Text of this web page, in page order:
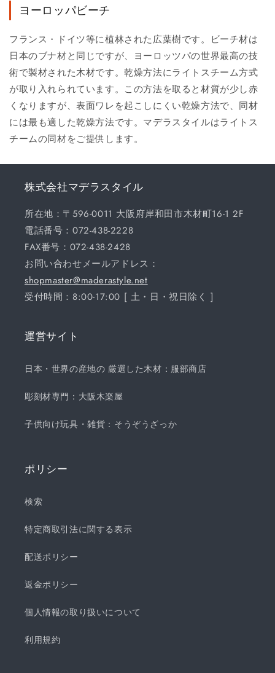
ヨーロッパビーチ
フランス・ドイツ等に植林された広葉樹です。ビーチ材は
日本のブナ材と同じですが、ヨーロッツパの世界最高の技
術で製材された木材です。乾燥方法にライトスチーム方式
が取り入れられています。この方法を取ると材質が少し赤
くなりますが、表面ワレを起こしにくい乾燥方法で、同材
には最も適した乾燥方法です。マデラスタイルはライトス
チームの同材をご提供します。
株式会社マデラスタイル
所在地：〒596-0011 大阪府岸和田市木材町16-1 2F
電話番号：072-438-2228
FAX番号：072-438-2428
お問い合わせメールアドレス：
shopmaster@maderastyle.net
受付時間：8:00-17:00 [ 土・日・祝日除く ]
運営サイト
日本・世界の産地の 厳選した木材：服部商店
彫刻材専門：大阪木楽屋
子供向け玩具・雑貨：そうぞうざっか
ポリシー
検索
特定商取引法に関する表示
配送ポリシー
返金ポリシー
個人情報の取り扱いについて
利用規約